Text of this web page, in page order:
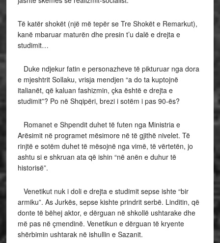
Të katër shokët (një më tepër se Tre Shokët e Remarkut),
kanë mbaruar maturën dhe presin t’u dalë e drejta e
studimit…
Duke ndjekur fatin e personazheve të pikturuar nga dora
e mjeshtrit Sollaku, vrisja mendjen “a do ta kuptojnë
italianët, që kaluan fashizmin, çka është e drejta e
studimit”? Po në Shqipëri, brezi i sotëm i pas 90-ës?
Romanet e Shpendit duhet të futen nga Ministria e
Arësimit në programet mësimore në të gjithë nivelet. Të
rinjtë e sotëm duhet të mësojnë nga vimë, të vërtetën, jo
ashtu si e shkruan ata që ishin “në anën e duhur të
historisë”.
Venetikut nuk i doli e drejta e studimit sepse ishte “bir
armiku”. As Jurkës, sepse kishte prindrit serbë. Linditin, që
donte të bëhej aktor, e dërguan në shkollë ushtarake dhe
më pas në çmendinë. Venetikun e dërguan të kryente
shërbimin ushtarak në ishullin e Sazanit.